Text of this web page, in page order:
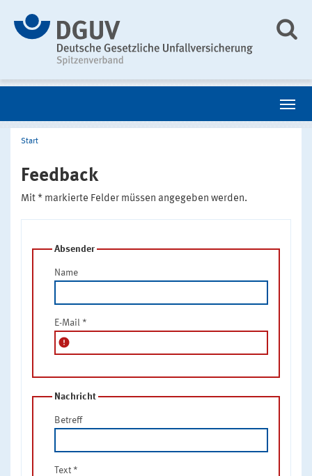
Start
Feedback
Mit * markierte Felder müssen angegeben werden.
Absender
Name
E-Mail *
error
Nachricht
Betreff
Text *